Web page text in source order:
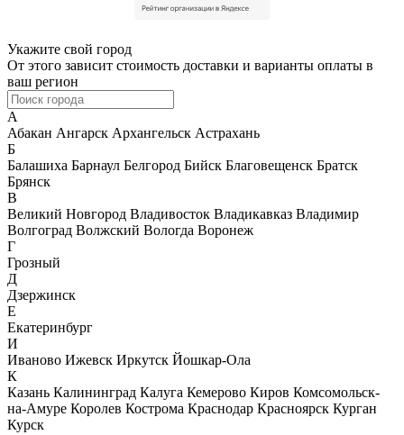
Укажите свой город
От этого зависит стоимость доставки и варианты оплаты в
ваш регион
А
Абакан Ангарск Архангельск Астрахань
Б
Балашиха Барнаул Белгород Бийск Благовещенск Братск
Брянск
В
Великий Новгород Владивосток Владикавказ Владимир
Волгоград Волжский Вологда Воронеж
Г
Грозный
Д
Дзержинск
Е
Екатеринбург
И
Иваново Ижевск Иркутск Йошкар-Ола
К
Казань Калининград Калуга Кемерово Киров Комсомольск-
на-Амуре Королев Кострома Краснодар Красноярск Курган
Курск